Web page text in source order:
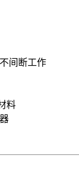
间断工作
料